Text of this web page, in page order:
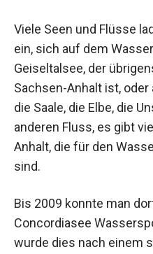
Viele Seen und Flüsse
ein, sich auf dem
Geiseltalsee, der
Sachsen-Anhalt ist,
die Saale, die Elbe, die
anderen Fluss, es gibt
Anhalt, die für den
sind.
Bis 2009 konnte man
Concordiasee
wurde dies nach einem